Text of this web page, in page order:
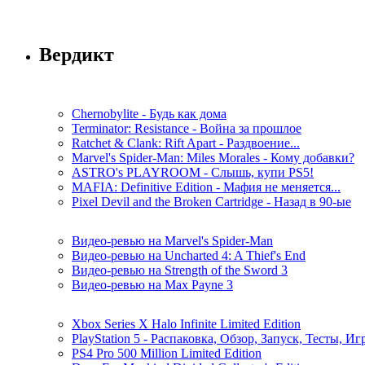
Вердикт
Chernobylite - Будь как дома
Terminator: Resistance - Война за прошлое
Ratchet & Clank: Rift Apart - Раздвоение...
Marvel's Spider-Man: Miles Morales - Кому добавки?
ASTRO's PLAYROOM - Слышь, купи PS5!
MAFIA: Definitive Edition - Мафия не меняется...
Pixel Devil and the Broken Cartridge - Назад в 90-ые
Видео-ревью на Marvel's Spider-Man
Видео-ревью на Uncharted 4: A Thief's End
Видео-ревью на Strength of the Sword 3
Видео-ревью на Max Payne 3
Xbox Series X Halo Infinite Limited Edition
PlayStation 5 - Распаковка, Обзор, Запуск, Тесты,
PS4 Pro 500 Million Limited Edition